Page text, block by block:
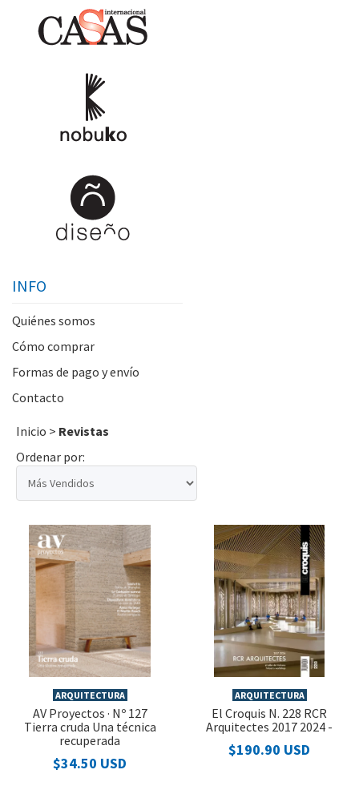
INFO
Quiénes somos
Cómo comprar
Formas de pago y envío
Contacto
Inicio > Revistas
Ordenar por:
ARQUITECTURA
AV Proyectos · Nº 127
Tierra cruda Una técnica
recuperada
$34.50 USD
ARQUITECTURA
El Croquis N. 228 RCR
Arquitectes 2017 2024 -
$190.90 USD